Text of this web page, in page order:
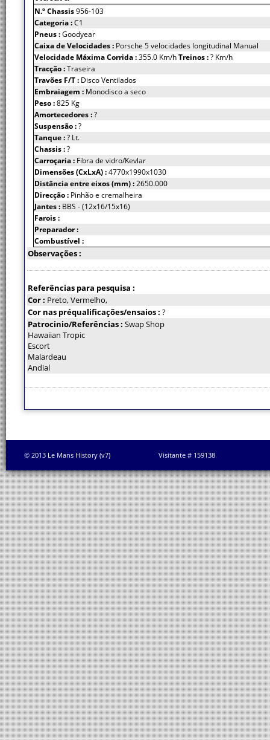
N.º Chassis956-103
Categoria :C1
Pneus :Goodyear
Caixa de Velocidades : Porsche 5 velocidades longitudinal Manual
Velocidade Máxima Corrida :355.0 Km/hTreinos :? Km/h
Tracção :Traseira
Travões F/T : Disco Ventilados
Embraiagem : Monodisco a seco
Peso :825 Kg
Amortecedores :?
Suspensão :?
Tanque :? Lt.
Chassis :?
Carroçaria : Fibra de vidro/Kevlar
Dimensões (CxLxA) :4770x1990x1030
Distância entre eixos (mm) :2650.000
Direcção : Pinhão e cremalheira
Jantes : BBS - (12x16/15x16)
Farois :
Preparador :
Combustível :
Observações :
Referências para pesquisa :
Cor : Preto, Vermelho,
Cor nas préqualificações/ensaios : ?
Patrocinio/Referências : Swap Shop
Hawaiian Tropic
Escort
Malardeau
Andial
© 2013 Le Mans History (v7) Visitante # 159138